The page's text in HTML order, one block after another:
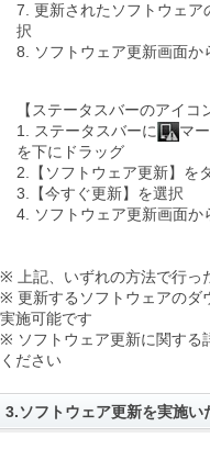
7. 更新されたソフトウェア
択
8. ソフトウェア更新画面か
【ステータスバーのアイコ
1. ステータスバーに
マ
を下にドラッグ
2.【ソフトウェア更新】を
3.【今すぐ更新】を選択
4. ソフトウェア更新画面か
※ 上記、いずれの方法で行っ
※ 更新するソフトウェアのダ
実施可能です
※ ソフトウェア更新に関する
ください
3.ソフトウェア更新を実施い